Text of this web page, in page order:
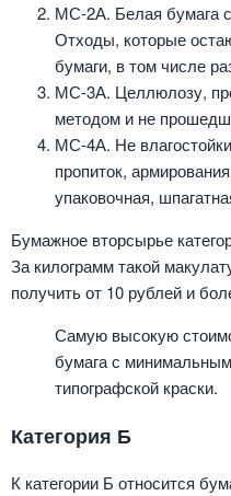
МС-2А. Белая бумага
Отходы, которые
бумаги, в том числе
МС-3А. Целлюлозу,
методом и не
МС-4А. Не
пропиток,
упаковочная,
Бумажное вторсырье
За килограмм такой
получить от 10 рублей и
Самую высокую
бумага с
типографской краски.
Категория Б
К категории Б относится